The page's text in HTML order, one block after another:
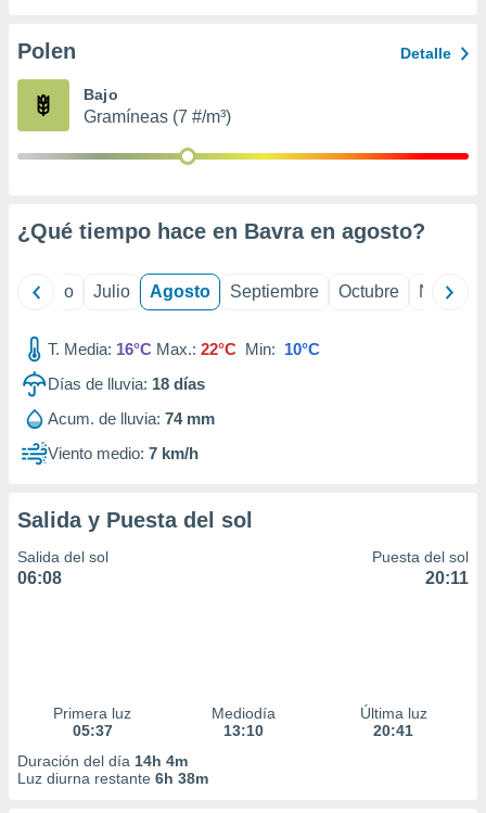
e
mediante
de
Polen Detalle
Bajo
Gramíneas (7 #/m³)
¿Qué tiempo hace en Bavra en agosto?
Junio Julio Agosto Septiembre Octubre
T. Media: 16°C Max.: 22°C Min: 10°C
Días de lluvia: 18 días
Acum. de lluvia: 74 mm
Viento medio: 7 km/h
Salida y Puesta del sol
Salida del sol
06:08
Puesta del sol
20:11
Primera luz
05:37
Mediodía
13:10
Última luz
20:41
Duración del día 14h 4m
Luz diurna restante 6h 38m